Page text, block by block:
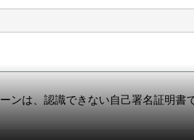
ンは、認識できない自己署名証明書